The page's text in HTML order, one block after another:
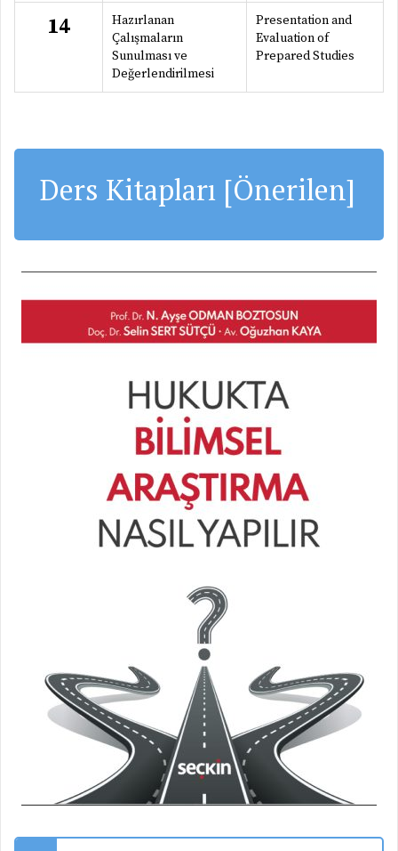
14
Hazırlanan
Çalışmaların
Sunulması ve
Değerlendirilmesi
Presentation and
Evaluation of
Prepared Studies
Ders Kitapları [Önerilen]